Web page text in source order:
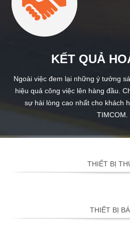
KẾT QUẢ
Ngoài việc đem lại những ý tưởng
hiệu quả công việc lên hàng đầu.
sự hài lòng cao nhất cho khách
TIMCOM.
THIẾT BỊ
THIẾT BỊ